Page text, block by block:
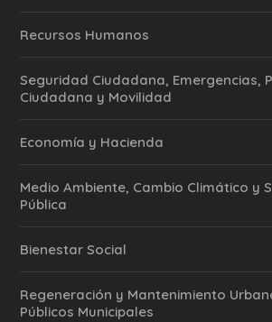
Recursos Humanos
Seguridad Ciudadana, Emergencias,
Ciudadana y Movilidad
Economía y Hacienda
Medio Ambiente, Cambio Climático y
Pública
Bienestar Social
Regeneración y Mantenimiento
Públicos Municipales